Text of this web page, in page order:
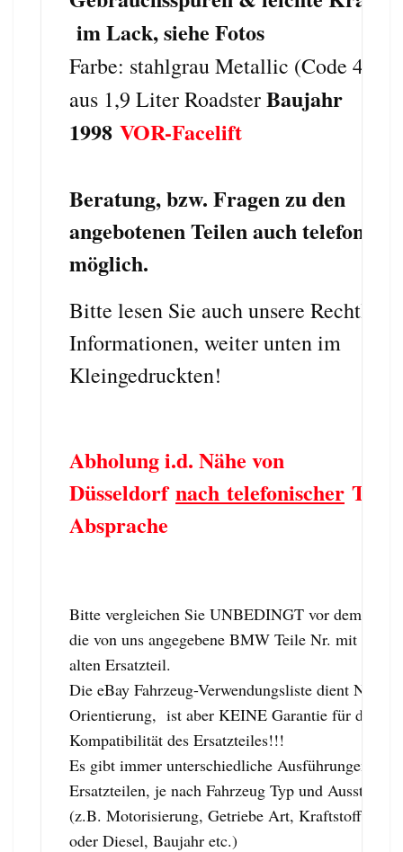
im Lack, siehe Fotos
Farbe: stahlgrau Metallic (Code 400)
aus 1,9 Liter RoadsterBaujahr
1998 VOR-Facelift
Beratung, bzw. Fragen zu den
angebotenen Teilen auch telefonisch
möglich.
Bitte lesen Sie auch unsere
Informationen, weiter unten im
Kleingedruckten!
Abholung i.d. Nähe von
Düsseldorfnach telefonischer
Absprache
Bitte vergleichen Sie UNBEDINGT vor dem Kauf
die von uns angegebene BMW Teile Nr. mit dem
alten Ersatzteil.
Die eBay Fahrzeug-Verwendungsliste dient NUR
Orientierung, ist aber KEINE Garantie für die
Kompatibilität des Ersatzteiles!!!
Es gibt immer unterschiedliche Ausführungen von
Ersatzteilen, je nach Fahrzeug Typ und
(z.B. Motorisierung, Getriebe Art, Kraftstoff:
oder Diesel, Baujahr etc.)